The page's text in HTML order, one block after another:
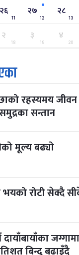
- Mar 8, 2027
Mar 9, 2027
21, 2027
22, 2027
२६
11
२७
12
२८
13
२
18
३
19
४
20
रहस्यमय
सन्तान
मूल्य बढ्यो
रोटी सेक्दै
दायाँबायाँका
बिन्दु बढाइँदै